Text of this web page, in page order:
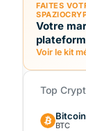
FAITES
Votre
Voir le kit
Top
Bitcoin
BTC